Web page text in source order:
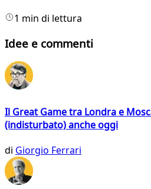
1 min di lettura
Idee e commenti
Il Great Game tra Londra e
(indisturbato) anche oggi
di Giorgio Ferrari